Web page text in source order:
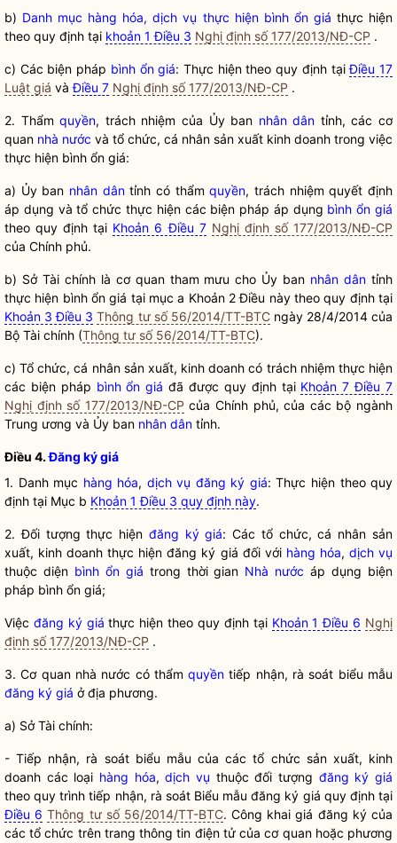
b) Danh mục hàng hóa, dịch vụ thực hiện bình ổn giá thực hiện
theo quy định tại khoản 1 Điều 3 Nghị định số 177/2013/NĐ-CP .
c) Các biện pháp bình ổn giá: Thực hiện theo quy định tạiĐiều 17
Luật giá vàĐiều 7 Nghị định số 177/2013/NĐ-CP .
2. Thẩmquyền, trách nhiệm của Ủy ban nhân dân tỉnh, các cơ
quan nhà nước và tổ chức, cá nhân sản xuất kinh doanh trong việc
thực hiện bình ổn giá:
a) Ủy ban nhân dântỉnh có thẩmquyền, trách nhiệm quyết định
áp dụng và tổ chức thực hiện các biện pháp áp dụng bình ổn giá
theo quy định tại Khoản 6 Điều 7 Nghị định số 177/2013/NĐ-CP
của Chính phủ.
b) Sở Tài chính là cơ quan tham mưu cho Ủy ban nhân dân tỉnh
thực hiện bình ổn giá tại mục a Khoản 2 Điều này theo quy định tại
Khoản 3 Điều 3 Thông tư số 56/2014/TT-BTCngày 28/4/2014 của
Bộ Tài chính (Thông tư số 56/2014/TT-BTC).
c) Tổ chức, cá nhân sản xuất, kinh doanh có trách nhiệm thực hiện
các biện pháp bình ổn giá đã được quy định tại Khoản 7 Điều 7
Nghị định số 177/2013/NĐ-CP của Chính phủ, của các bộ ngành
Trung ương và Ủy ban nhân dân tỉnh.
Điều 4.Đăng ký giá
1. Danh mục hàng hóa, dịch vụ đăng ký giá: Thực hiện theo quy
định tại Mục b Khoản 1 Điều 3 quy định này.
2. Đối tượng thực hiện đăng ký giá: Các tổ chức, cá nhân sản
xuất, kinh doanh thực hiệnđăng ký giá đối với hàng hóa, dịch vụ
thuộc diện bình ổn giá trong thời gian Nhà nước áp dụng biện
pháp bình ổn giá;
Việc đăng ký giá thực hiện theo quy định tại Khoản 1 Điều 6 Nghị
định số 177/2013/NĐ-CP .
3. Cơ quan nhà nước có thẩmquyền tiếp nhận, rà soát biểu mẫu
đăng ký giá ở địa phương.
a) Sở Tài chính:
- Tiếp nhận, rà soát biểu mẫu của các tổ chức sản xuất, kinh
doanh các loại hàng hóa,dịch vụ thuộc đối tượng đăng ký giá
theo quy trình tiếp nhận, rà soát Biểu mẫuđăng ký giá quy định tại
Điều 6 Thông tư số 56/2014/TT-BTC. Công khai giá đăng ký của
các tổ chức trên trang thông tin điện tử của cơ quan hoặc phương